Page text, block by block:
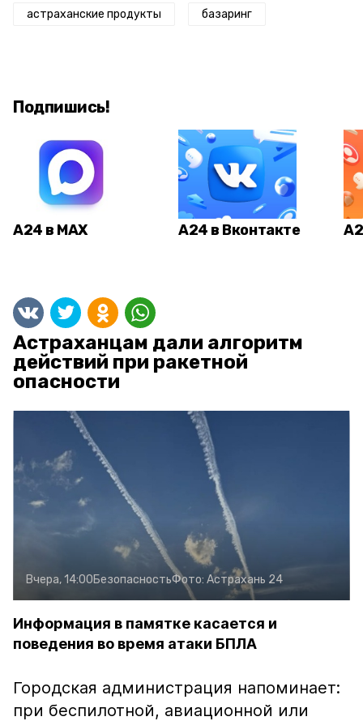
астраханские продукты базаринг
Подпишись!
А24 в MAX А24 в Вконтакте
Астраханцам дали алгоритм
действий при ракетной
опасности
Вчера, 14:00БезопасностьФото: Астрахань 24
Информация в памятке касается и
поведения во время атаки БПЛА
Городская администрация напоминает:
при беспилотной, авиационной или